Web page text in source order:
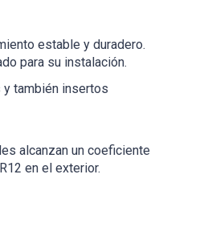
estable y duradero.
para su instalación.
también insertos
alcanzan un coeficiente
en el exterior.